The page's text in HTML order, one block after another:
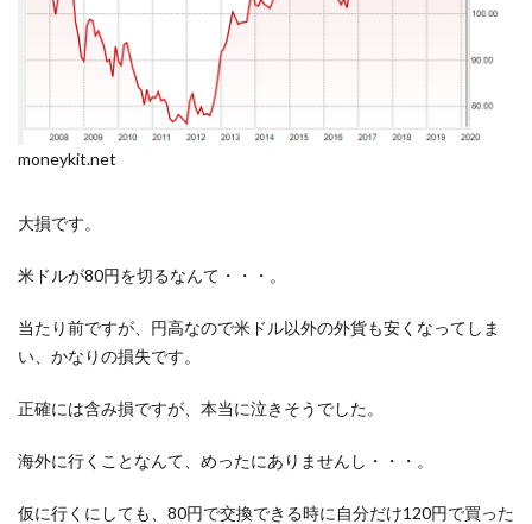
moneykit.net
大損です。
米ドルが80円を切るなんて・・・。
当たり前ですが、円高なので米ドル以外の外貨も安くなってしま
い、かなりの損失です。
正確には含み損ですが、本当に泣きそうでした。
海外に行くことなんて、めったにありませんし・・・。
仮に行くにしても、80円で交換できる時に自分だけ120円で買った